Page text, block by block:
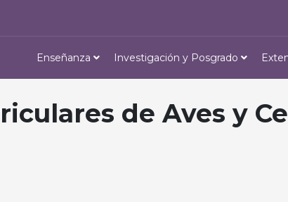
Enseñanza Investigación y Posgrado
de Aves y